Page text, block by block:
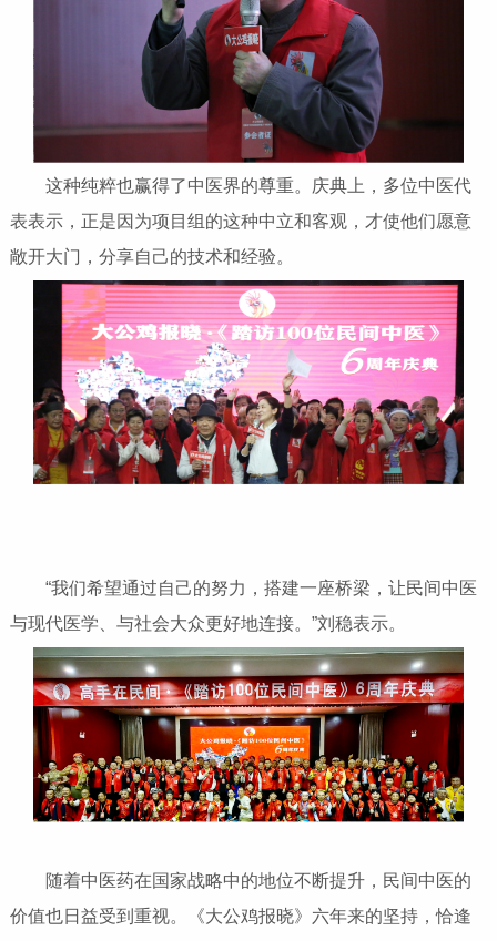
这种纯粹也赢得了中医界的尊重。庆典上，多位中医代
表表示，正是因为项目组的这种中立和客观，才使他们愿意
敞开大门，分享自己的技术和经验。
“我们希望通过自己的努力，搭建一座桥梁，让民间中医
与现代医学、与社会大众更好地连接。”刘稳表示。
随着中医药在国家战略中的地位不断提升，民间中医的
价值也日益受到重视。《大公鸡报晓》六年来的坚持，恰逢